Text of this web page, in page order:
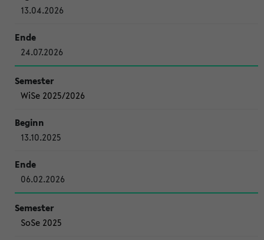
13.04.2026
24.07.2026
WiSe 2025/2026
13.10.2025
06.02.2026
SoSe 2025